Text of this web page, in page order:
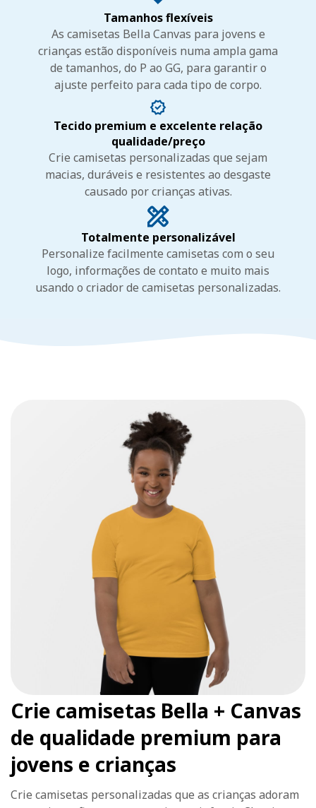
Tamanhos flexíveis
As camisetas Bella Canvas para jovens e
crianças estão disponíveis numa ampla gama
de tamanhos, do P ao GG, para garantir o
ajuste perfeito para cada tipo de corpo.
Tecido premium e excelente relação
qualidade/preço
Crie camisetas personalizadas que sejam
macias, duráveis e resistentes ao desgaste
causado por crianças ativas.
Totalmente personalizável
Personalize facilmente camisetas com o seu
logo, informações de contato e muito mais
usando o criador de camisetas personalizadas.
Crie camisetas Bella + Canvas
de qualidade premium para
jovens e crianças
Crie camisetas personalizadas que as crianças adoram